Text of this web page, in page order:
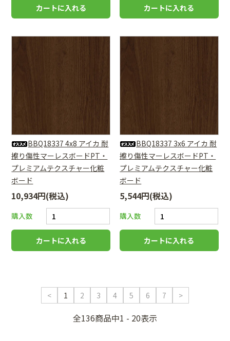
BBQ18337 4x8 アイカ 耐
擦り傷性マーレスボードPT・
プレミアムテクスチャー化粧
ボード
10,934円(税込)
購入数
BBQ18337 3x6 アイカ 耐
擦り傷性マーレスボードPT・
プレミアムテクスチャー化粧
ボード
5,544円(税込)
購入数
< 1 2 3 4 5 6 7 >
全136商品中1 - 20表示